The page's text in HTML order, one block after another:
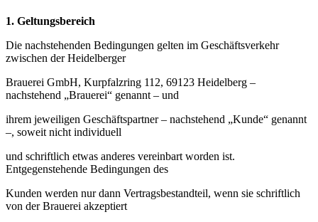
1. Geltungsbereich
Die nachstehenden Bedingungen gelten im Geschäftsverkehr
zwischen der Heidelberger
Brauerei GmbH, Kurpfalzring 112, 69123 Heidelberg –
nachstehend „Brauerei“ genannt – und
ihrem jeweiligen Geschäftspartner – nachstehend „Kunde“ genannt
–, soweit nicht individuell
und schriftlich etwas anderes vereinbart worden ist.
Entgegenstehende Bedingungen des
Kunden werden nur dann Vertragsbestandteil, wenn sie schriftlich
von der Brauerei akzeptiert